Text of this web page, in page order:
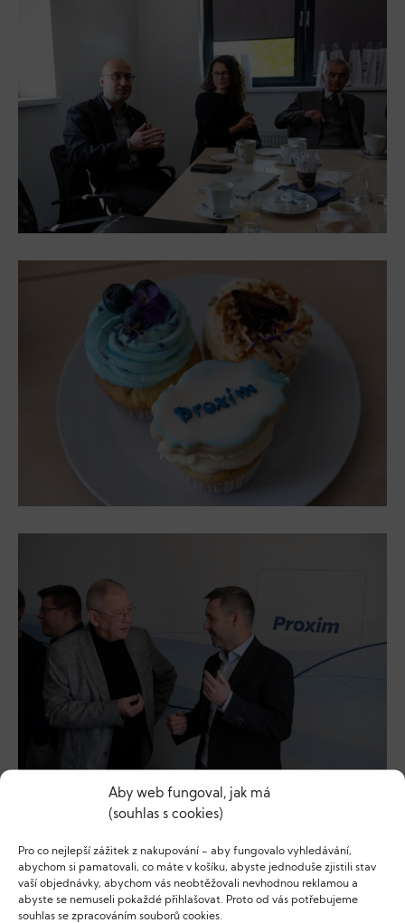
Aby web fungoval, jak má
(souhlas s cookies)
Pro co nejlepší zážitek z nakupování - aby fungovalo vyhledávání,
abychom si pamatovali, co máte v košíku, abyste jednoduše zjistili stav
vaší objednávky, abychom vás neobtěžovali nevhodnou reklamou a
abyste se nemuseli pokaždé přihlašovat. Proto od vás potřebujeme
souhlas se zpracováním souborů cookies.